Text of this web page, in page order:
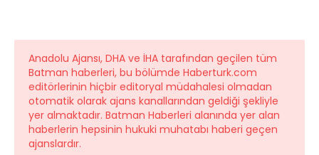
Anadolu Ajansı, DHA ve İHA tarafından geçilen tüm
Batman haberleri, bu bölümde Haberturk.com
editörlerinin hiçbir editoryal müdahalesi olmadan
otomatik olarak ajans kanallarından geldiği şekliyle
yer almaktadır. Batman Haberleri alanında yer alan
haberlerin hepsinin hukuki muhatabı haberi geçen
ajanslardır.